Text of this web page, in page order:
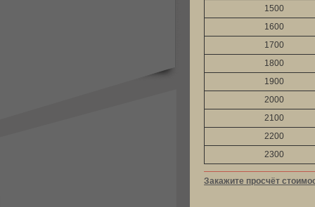
1500
1600
1700
1800
1900
2000
2100
2200
2300
Закажите просчёт